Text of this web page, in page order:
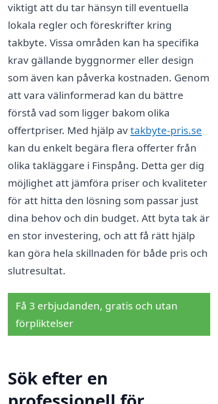
viktigt att du tar hänsyn till eventuella
lokala regler och föreskrifter kring
takbyte. Vissa områden kan ha specifika
krav gällande byggnormer eller design
som även kan påverka kostnaden. Genom
att vara välinformerad kan du bättre
förstå vad som ligger bakom olika
offertpriser. Med hjälp avtakbyte-pris.se
kan du enkelt begära flera offerter från
olika takläggare i Finspång. Detta ger dig
möjlighet att jämföra priser och kvaliteter
för att hitta den lösning som passar just
dina behov och din budget. Att byta tak är
en stor investering, och att få rätt hjälp
kan göra hela skillnaden för både pris och
slutresultat.
Få 3 erbjudanden, gratis och utan
förpliktelser
Sök efter en